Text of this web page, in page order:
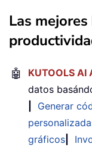
Las
🤖 KUTOOLS
datos
Generar
gráficos